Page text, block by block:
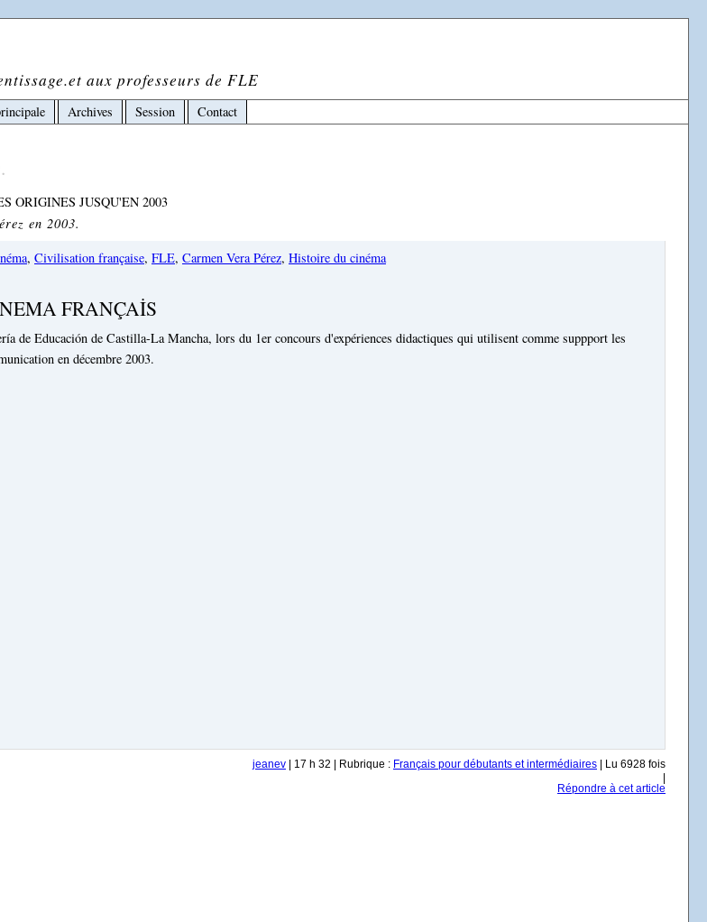
aux professeurs de FLE
Archives Session Contact
ORIGINES JUSQU'EN 2003
en 2003.
, Civilisation française, FLE, Carmen Vera Pérez, Histoire du cinéma
FRANÇAİS
de Educación de Castilla-La Mancha, lors du 1er concours d'expériences didactiques qui utilisent comme suppport les
en décembre 2003.
jeanev | 17 h 32 | Rubrique : Français pour débutants et intermédiaires | Lu 6928 fois
Répondre à cet article